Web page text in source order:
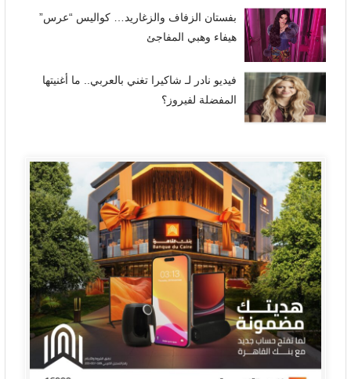
بفستان الزفاف والزغاريد… كواليس “عرس”
هيفاء وهبي المفاجئ
فيديو نادر لـ شاكيرا تغني بالعربي.. ما أغنيتها
المفضلة لفيروز؟